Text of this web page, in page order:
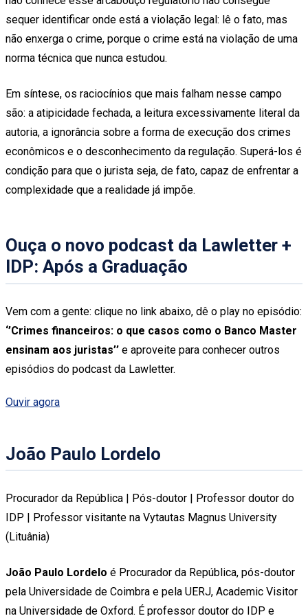
sequer identificar onde está a violação legal: lê o fato, mas
não enxerga o crime, porque o crime está na violação de uma
norma técnica que nunca estudou.
Em síntese, os raciocínios que mais falham nesse campo
são: a atipicidade fechada, a leitura excessivamente literal da
autoria, a ignorância sobre a forma de execução dos crimes
econômicos e o desconhecimento da regulação. Superá-los é
condição para que o jurista seja, de fato, capaz de enfrentar a
complexidade que a realidade já impõe.
Ouça o novo podcast da Lawletter +
IDP: Após a Graduação
Vem com a gente: clique no link abaixo, dê o play no episódio:
‘’Crimes financeiros: o que casos como o Banco Master
ensinam aos juristas’’ e aproveite para conhecer outros
episódios do podcast da Lawletter.
Ouvir agora
João Paulo Lordelo
Procurador da República | Pós-doutor | Professor doutor do
IDP | Professor visitante na Vytautas Magnus University
(Lituânia)
João Paulo Lordelo é Procurador da República, pós-doutor
pela Universidade de Coimbra e pela UERJ, Academic Visitor
na Universidade de Oxford. É professor doutor do IDP e